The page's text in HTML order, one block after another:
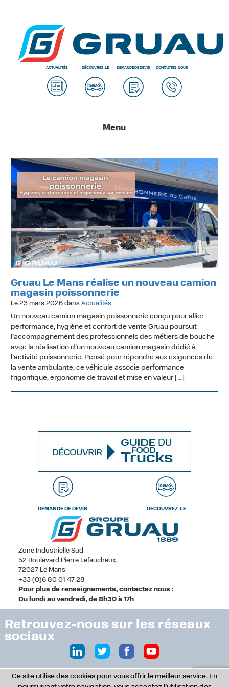
ACTUALITÉS DÉCOUVREZ-LE DEMANDE DE DEVIS CONTACTEZ-NOUS
Menu
Gruau Le Mans réalise un nouveau camion
magasin poissonnerie
Le 23 mars 2026 dansActualités
Un nouveau camion magasin poissonnerie conçu pour allier
performance, hygiène et confort de vente Gruau poursuit
l’accompagnement des professionnels des métiers de bouche
avec la réalisation d’un nouveau camion magasin dédié à
l’activité poissonnerie. Pensé pour répondre aux exigences de
la vente ambulante, ce véhicule associe performance
frigorifique, ergonomie de travail et mise en valeur […]
DEMANDE DE DEVIS DÉCOUVREZ-LE
Zone Industrielle Sud
52 Boulevard Pierre Lefaucheux,
72027 Le Mans
+33 (0)6 80 01 47 28
Pour plus de renseignements, contactez nous :
Du lundi au vendredi, de 8h30 à 17h
Retrouvez-nous sur les réseaux
sociaux
© Copyright 2017 - Tous droits réservés -
Ce site utilise des cookies pour vous offrir le meilleur service. En